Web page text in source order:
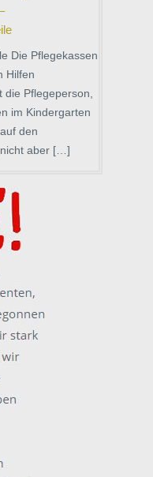
Die Pflegekassen
Hilfen
die Pflegeperson,
im Kindergarten
den
aber […]